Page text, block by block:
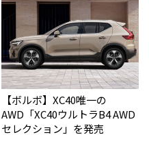
【ボルボ】XC40唯一の
AWD「XC40ウルトラB4 AWD
セレクション」を発売